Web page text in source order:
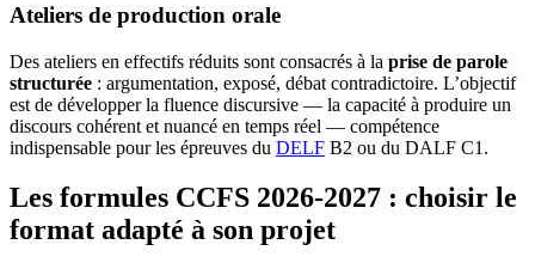
Ateliers de production orale
Des ateliers en effectifs réduits sont consacrés à la prise de parole
structurée : argumentation, exposé, débat contradictoire. L’objectif
est de développer la fluence discursive — la capacité à produire un
discours cohérent et nuancé en temps réel — compétence
indispensable pour les épreuves du DELF B2 ou du DALF C1.
Les formules CCFS 2026-2027 : choisir le
format adapté à son projet